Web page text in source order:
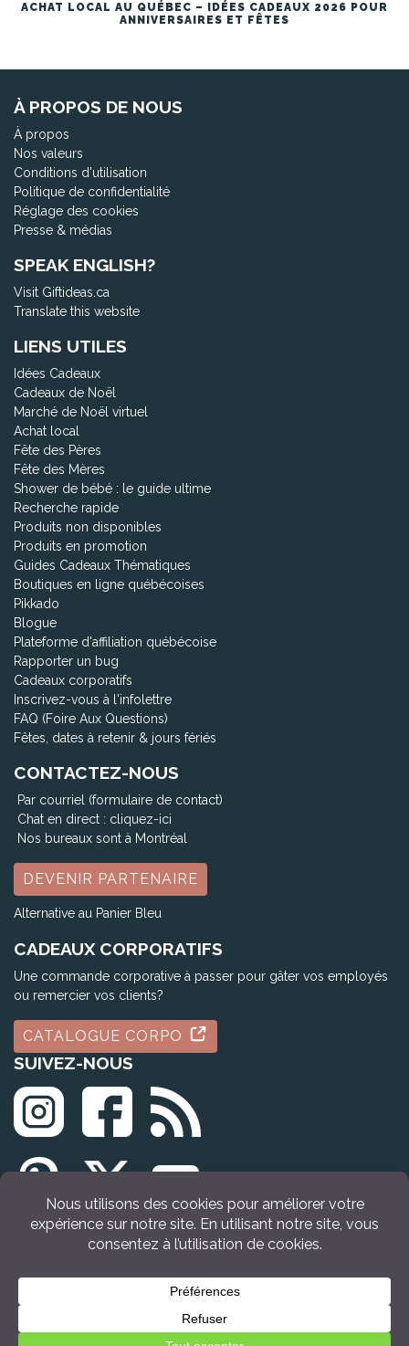
ACHAT LOCAL AU QUÉBEC – IDÉES CADEAUX 2026 POUR
ANNIVERSAIRES ET FÊTES
À PROPOS DE NOUS
À propos
Nos valeurs
Conditions d'utilisation
Politique de confidentialité
Réglage des cookies
Presse & médias
SPEAK ENGLISH?
Visit Giftideas.ca
Translate this website
LIENS UTILES
Idées Cadeaux
Cadeaux de Noël
Marché de Noël virtuel
Achat local
Fête des Pères
Fête des Mères
Shower de bébé : le guide ultime
Recherche rapide
Produits non disponibles
Produits en promotion
Guides Cadeaux Thématiques
Boutiques en ligne québécoises
Pikkado
Blogue
Plateforme d'affiliation québécoise
Rapporter un bug
Cadeaux corporatifs
Inscrivez-vous à l'infolettre
FAQ (Foire Aux Questions)
Fêtes, dates à retenir & jours fériés
CONTACTEZ-NOUS
Par courriel (formulaire de contact)
Chat en direct : cliquez-ici
Nos bureaux sont à Montréal
DEVENIR PARTENAIRE
Alternative au Panier Bleu
CADEAUX CORPORATIFS
Une commande corporative à passer pour gâter vos employés
ou remercier vos clients?
CATALOGUE CORPO
SUIVEZ-NOUS
© Tous droits réservés Idée Cadeau Québec (2009 - 2026)
Retour en haut